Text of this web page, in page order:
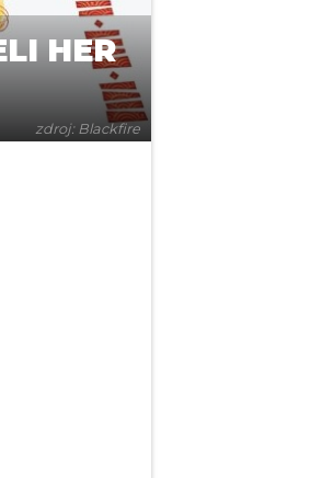
zdroj: Blackfire
HER